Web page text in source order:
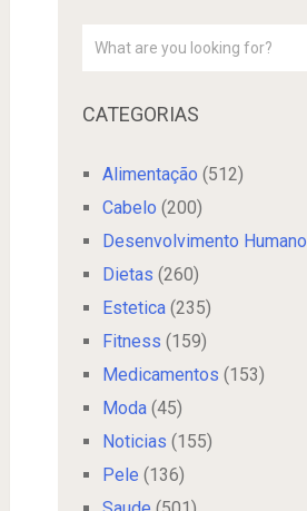
CATEGORIAS
Alimentação (512)
Cabelo (200)
Desenvolvimento Humano
Dietas (260)
Estetica(235)
Fitness (159)
Medicamentos (153)
Moda(45)
Noticias (155)
Pele (136)